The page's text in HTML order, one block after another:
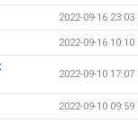
2022-09-16 23:03
2022-09-16 10:10
2022-09-10 17:07
2022-09-10 09:59